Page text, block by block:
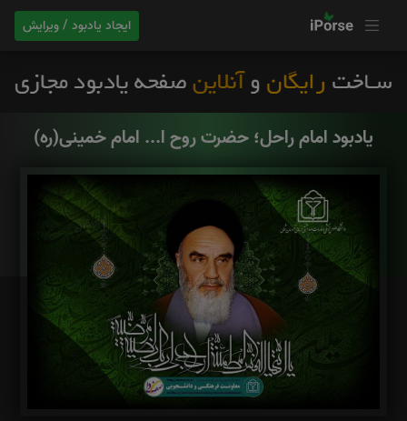
ایجاد یادبود / ویرایش
یادبود امام راحل؛ حضرت روح ا... امام خمینی(ره)